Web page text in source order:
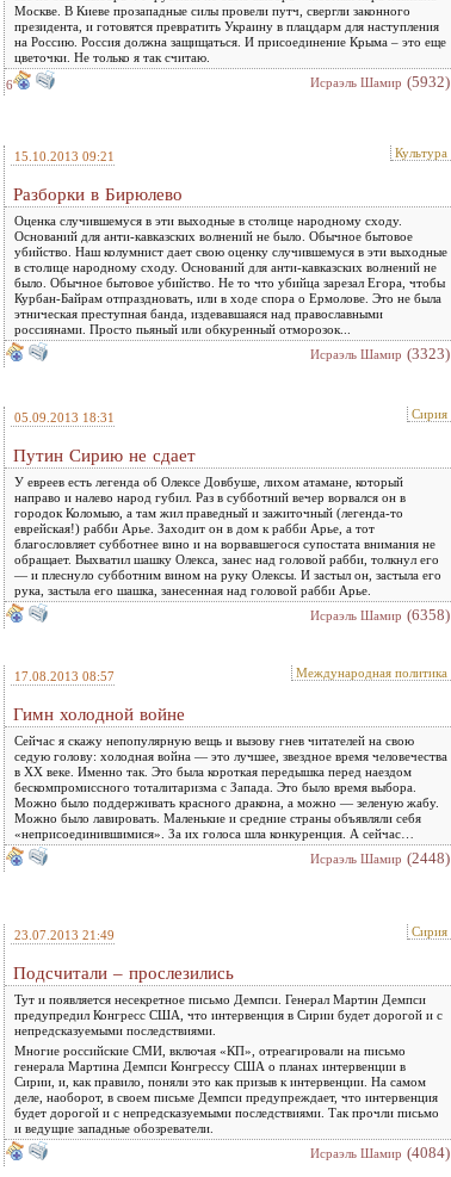
Москве. В Киеве прозападные силы провели путч, свергли законного
президента, и готовятся превратить Украину в плацдарм для наступления
на Россию. Россия должна защищаться. И присоединение Крыма – это еще
цветочки. Не только я так считаю.
6
Исраэль Шамир (5932)
15.10.2013 09:21 Культура
Разборки в Бирюлево
Оценка случившемуся в эти выходные в столице народному сходу.
Оснований для анти-кавказских волнений не было. Обычное бытовое
убийство. Наш колумнист дает свою оценку случившемуся в эти выходные
в столице народному сходу. Оснований для анти-кавказских волнений не
было. Обычное бытовое убийство. Не то что убийца зарезал Егора, чтобы
Курбан-Байрам отпраздновать, или в ходе спора о Ермолове. Это не была
этническая преступная банда, издевавшаяся над православными
россиянами. Просто пьяный или обкуренный отморозок...
Исраэль Шамир (3323)
05.09.2013 18:31 Сирия
Путин Сирию не сдает
У евреев есть легенда об Олексе Довбуше, лихом атамане, который
направо и налево народ губил. Раз в субботний вечер ворвался он в
городок Коломыю, а там жил праведный и зажиточный (легенда-то
еврейская!) рабби Арье. Заходит он в дом к рабби Арье, а тот
благословляет субботнее вино и на ворвавшегося супостата внимания не
обращает. Выхватил шашку Олекса, занес над головой рабби, толкнул его
— и плеснуло субботним вином на руку Олексы. И застыл он, застыла его
рука, застыла его шашка, занесенная над головой рабби Арье.
Исраэль Шамир (6358)
17.08.2013 08:57 Международная политика
Гимн холодной войне
Сейчас я скажу непопулярную вещь и вызову гнев читателей на свою
седую голову: холодная война — это лучшее, звездное время человечества
в ХХ веке. Именно так. Это была короткая передышка перед наездом
бескомпромиссного тоталитаризма с Запада. Это было время выбора.
Можно было поддерживать красного дракона, а можно — зеленую жабу.
Можно было лавировать. Маленькие и средние страны объявляли себя
«неприсоединившимися». За их голоса шла конкуренция. А сейчас…
Исраэль Шамир (2448)
23.07.2013 21:49 Сирия
Подсчитали – прослезились
Тут и появляется несекретное письмо Демпси. Генерал Мартин Демпси
предупредил Конгресс США, что интервенция в Сирии будет дорогой и с
непредсказуемыми последствиями.
Многие российские СМИ, включая «КП», отреагировали на письмо
генерала Мартина Демпси Конгрессу США о планах интервенции в
Сирии, и, как правило, поняли это как призыв к интервенции. На самом
деле, наоборот, в своем письме Демпси предупреждает, что интервенция
будет дорогой и с непредсказуемыми последствиями. Так прочли письмо
и ведущие западные обозреватели.
Исраэль Шамир (4084)